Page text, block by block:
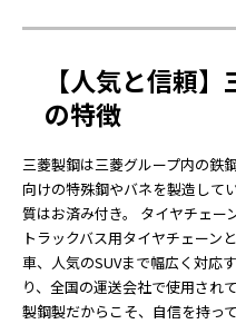
【人気と信頼
の特徴
三菱製鋼は三菱グループ内の鉄
向けの特殊鋼やバネを製造して
質はお済み付き。 タイヤチェー
トラックバス用タイヤチェーン
車、人気のSUVまで幅広く対応
り、全国の運送会社で使用され
製鋼製だからこそ、自信を持っ